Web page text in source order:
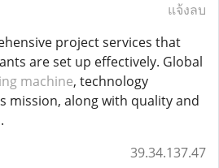
แจ้งลบ
project services that
are set up effectively. Global
machine, technology
mission, along with quality and
39.34.137.47